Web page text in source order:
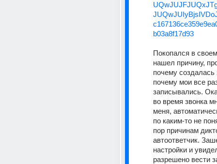
b03a8f17d93
Покопался в
нашел причину,
почему создалась
почему мои все
записывались.
во время звонка
меня,
по каким-то не
пор причинам
автоответчик.
настройки и
разрешено вести